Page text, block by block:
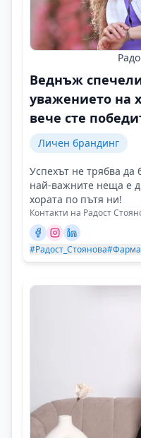
Веднъж
уважението на
вече сте
Личен брандинг
Успехът не трябва да
най-важните неща е
хората по пътя ни!
Контакти на Радост
#Радост_Стоянова